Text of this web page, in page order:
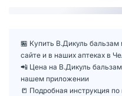
🏪 Купить В.Дикуль
сайте и в наших аптеках в
📲 Цена на В.Дикуль
нашем приложении
📒 Подробная инструкция